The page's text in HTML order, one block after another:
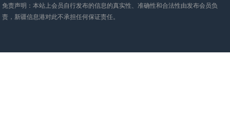
免责声明：本站上会员自行发布的信息的真实性、准确性和合法性由发布会员负
责，新疆信息港对此不承担任何保证责任。